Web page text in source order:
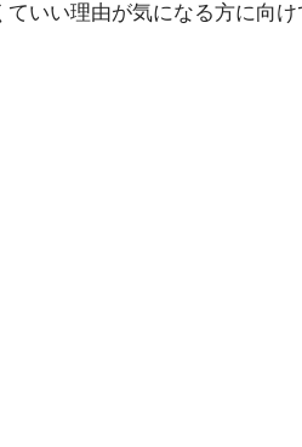
ていい理由が気になる方に向